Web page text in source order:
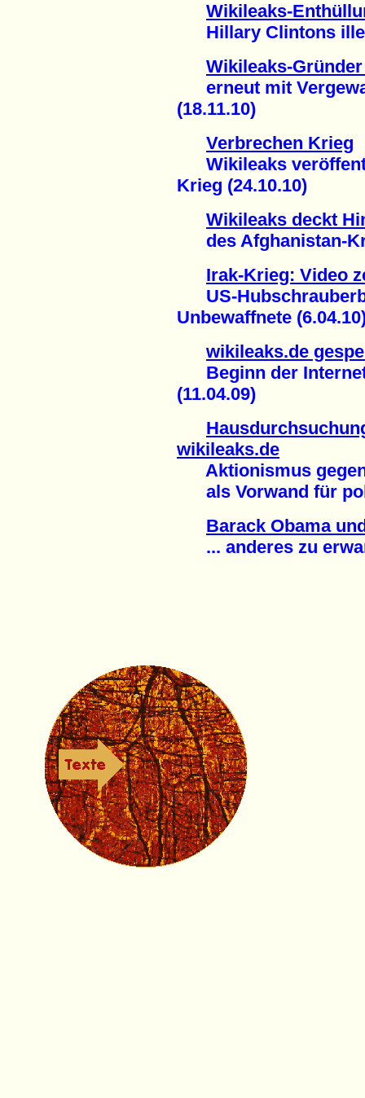
Wikileaks-
Hillary Clintons
Wikileaks-
erneut mit
(18.11.10)
Verbrechen Krieg
Wikileaks
Krieg (24.10.10)
Wikileaks deckt
des Afghanistan-
Irak-Krieg: Video
US-
Unbewaffnete
wikileaks.de
Beginn der
(11.04.09)
wikileaks.de
Aktionismus
als Vorwand für
Barack Obama
... anderes zu